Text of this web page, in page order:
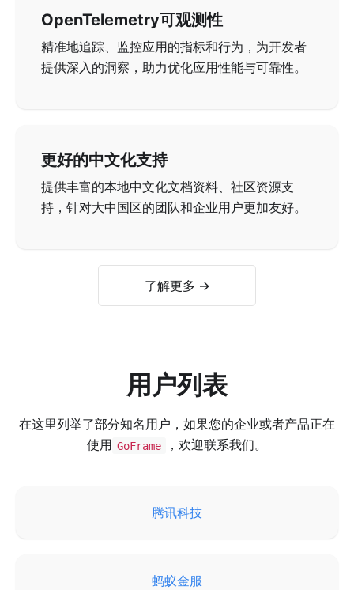
OpenTelemetry可观测性
精准地追踪、监控应用的指标和行为，为开发者
提供深入的洞察，助力优化应用性能与可靠性。
更好的中文化支持
提供丰富的本地中文化文档资料、社区资源支
持，针对大中国区的团队和企业用户更加友好。
了解更多 →
用户列表
在这里列举了部分知名用户，如果您的企业或者产品正在
使用 GoFrame ，欢迎联系我们。
腾讯科技
蚂蚁金服